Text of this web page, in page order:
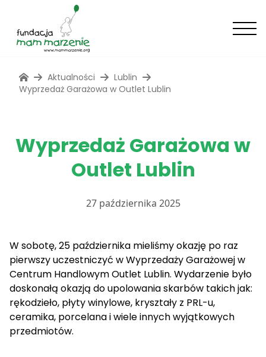
Aktualności
Lublin
Wyprzedaż Garażowa w Outlet Lublin
Wyprzedaż Garażowa w
Outlet Lublin
27 października 2025
W sobotę, 25 października mieliśmy okazję po raz
pierwszy uczestniczyć w Wyprzedaży Garażowej w
Centrum Handlowym Outlet Lublin. Wydarzenie było
doskonałą okazją do upolowania skarbów takich jak:
rękodzieło, płyty winylowe, kryształy z PRL-u,
ceramika, porcelana i wiele innych wyjątkowych
przedmiotów.